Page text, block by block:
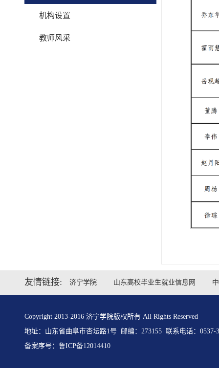
机构设置
教师风采
友情链接: 济宁学院 山东高校毕业生就业信息网
Copyright 2013-2016 济宁学院版权所有 All Rights Reserved
地址：山东省曲阜市杏坛路1号 邮编：273155 联系电话：0537-
备案序号： 鲁ICP备12014410